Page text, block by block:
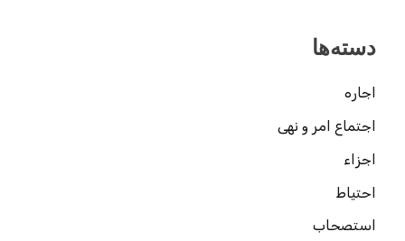
دسته‌ها
اجاره
اجتماع امر و نهی
اجزاء
احتیاط
استصحاب